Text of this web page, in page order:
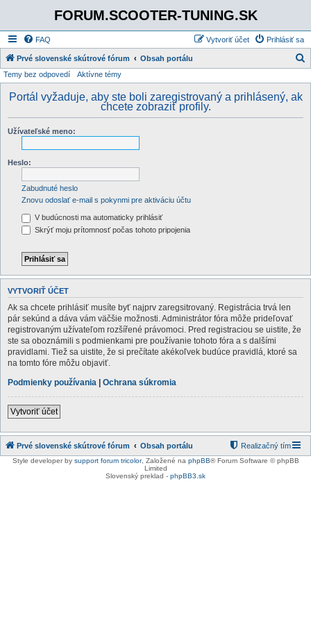
FORUM.SCOOTER-TUNING.SK
FAQ Prihlásiť sa
Vytvoriť účet
Prvé slovenské skútrové fórum Obsah portálu
Temy bez odpovedí Aktívne témy
Portál vyžaduje, aby ste boli zaregistrovaný a prihlásený, ak
chcete zobraziť profily.
Užívateľské meno:
Heslo:
Zabudnuté heslo
Znovu odoslať e-mail s pokynmi pre aktiváciu účtu
V budúcnosti ma automaticky prihlásiť
Skrýť moju prítomnosť počas tohoto pripojenia
VYTVORIŤ ÚČET
Ak sa chcete prihlásiť musíte byť najprv zaregsitrovaný. Registrácia trvá len
pár sekúnd a dáva vám väčšie možnosti. Administrátor fóra môže prideľovať
registrovaným užívateľom rozšířené právomoci. Pred registraciou se uistite, že
ste sa oboznámili s podmienkami pre používanie tohoto fóra a s dalšími
pravidlami. Tiež sa uistite, že si prečítate akékoľvek budúce pravidlá, ktoré sa
na tomto fóre môžu objaviť.
Podmienky používania | Ochrana súkromia
Vytvoriť účet
Prvé slovenské skútrové fórum Obsah portálu Realizačný tím
Style developer by support forum tricolor, Založené na phpBB® Forum Software © phpBB
Limited
Slovenský preklad - phpBB3.sk